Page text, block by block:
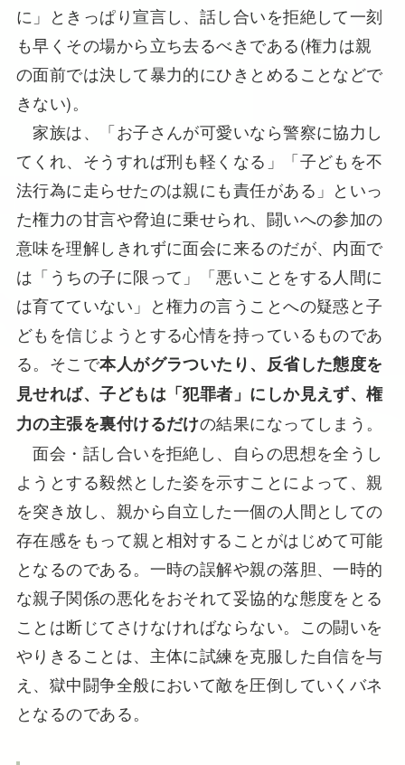
に」ときっぱり宣言し、話し合いを拒絶して一刻
も早くその場から立ち去るべきである(権力は親
の面前では決して暴力的にひきとめることなどで
きない)。
家族は、「お子さんが可愛いなら警察に協力し
てくれ、そうすれば刑も軽くなる」「子どもを不
法行為に走らせたのは親にも責任がある」といっ
た権力の甘言や脅迫に乗せられ、闘いへの参加の
意味を理解しきれずに面会に来るのだが、内面で
は「うちの子に限って」「悪いことをする人間に
は育てていない」と権力の言うことへの疑惑と子
どもを信じようとする心情を持っているものであ
る。そこで本人がグラついたり、反省した態度を
見せれば、子どもは「犯罪者」にしか見えず、権
力の主張を裏付けるだけの結果になってしまう。
面会・話し合いを拒絶し、自らの思想を全うし
ようとする毅然とした姿を示すことによって、親
を突き放し、親から自立した一個の人間としての
存在感をもって親と相対することがはじめて可能
となるのである。一時の誤解や親の落胆、一時的
な親子関係の悪化をおそれて妥協的な態度をとる
ことは断じてさけなければならない。この闘いを
やりきることは、主体に試練を克服した自信を与
え、獄中闘争全般において敵を圧倒していくバネ
となるのである。